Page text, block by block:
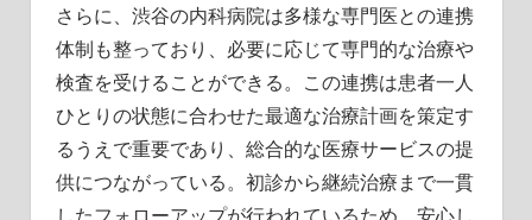
さらに、渋谷の内科病院は多様な専門医との連携
体制も整っており、必要に応じて専門的な治療や
検査を受けることができる。この連携は患者一人
ひとりの状態に合わせた最適な治療計画を策定す
るうえで重要であり、総合的な医療サービスの提
供につながっている。初診から継続治療まで一貫